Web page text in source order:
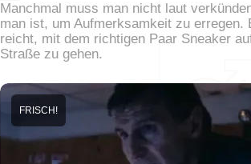
Manchmal muss man nicht laut
man ist, um Aufmerksamkeit zu erregen.
reicht, mit dem richtigen Paar Sneaker
Straße zu gehen.
FRISCH!